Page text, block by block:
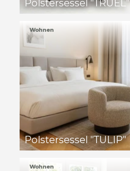
Polstersessel "TRUEL"
Polstersessel "TULIP"
Wohnen
Wohnen